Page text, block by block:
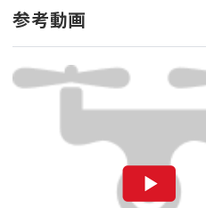
参考動画